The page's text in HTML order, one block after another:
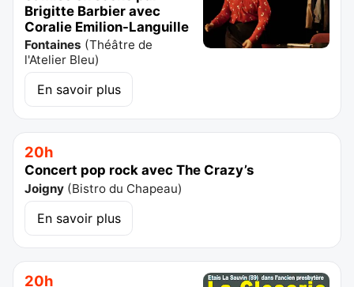
Brigitte Barbier avec
Coralie Emilion-Languille
Fontaines (Théâtre de
l'Atelier Bleu)
En savoir plus
20h
Concert pop rock avec The Crazy’s
Joigny (Bistro du Chapeau)
En savoir plus
20h